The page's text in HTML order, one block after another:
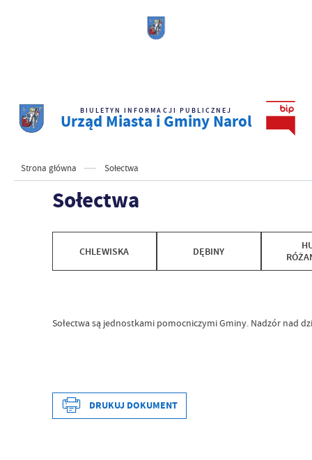
BIULETYN INFORMACJI PUBLICZNEJ
Urząd Miasta i Gminy Narol
Strona główna Sołectwa
Sołectwa
CHLEWISKA DĘBINY
Sołectwa są jednostkami pomocniczymi Gminy. Nadzór nad
Data wytworzenia
DRUKUJ DOKUMENT